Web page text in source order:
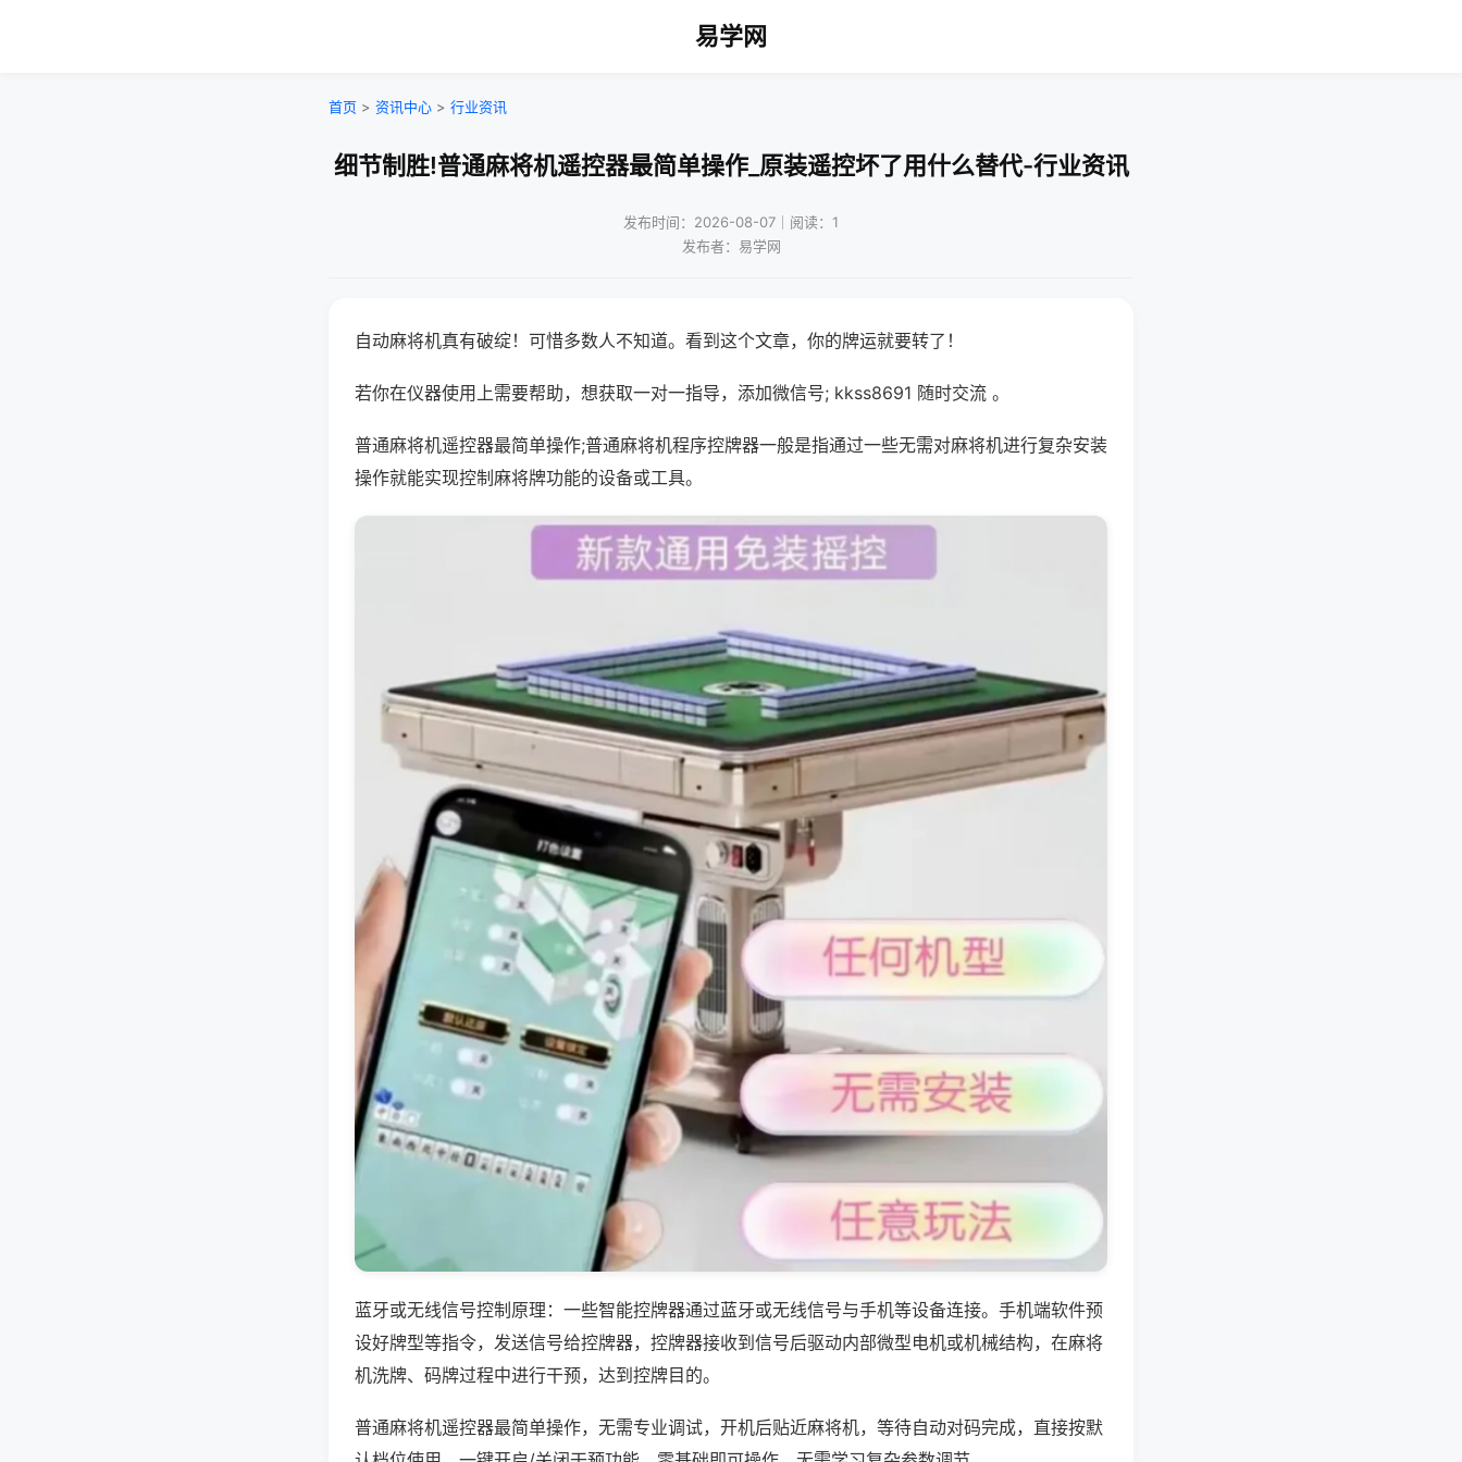
易学网
首页 > 资讯中心 > 行业资讯
细节制胜!普通麻将机遥控器最简单操作_原装遥控坏了用什么替代-行业资讯
发布时间：2026-08-07｜阅读：1
发布者：易学网
自动麻将机真有破绽！可惜多数人不知道。看到这个文章，你的牌运就要转了！
若你在仪器使用上需要帮助，想获取一对一指导，添加微信号; kkss8691 随时交流 。
普通麻将机遥控器最简单操作;普通麻将机程序控牌器一般是指通过一些无需对麻将机进行复杂安装
操作就能实现控制麻将牌功能的设备或工具。
蓝牙或无线信号控制原理：一些智能控牌器通过蓝牙或无线信号与手机等设备连接。手机端软件预
设好牌型等指令，发送信号给控牌器，控牌器接收到信号后驱动内部微型电机或机械结构，在麻将
机洗牌、码牌过程中进行干预，达到控牌目的。
普通麻将机遥控器最简单操作，无需专业调试，开机后贴近麻将机，等待自动对码完成，直接按默